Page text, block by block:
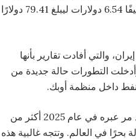
في التداولات المسائية المبكرة. كما صعد خام برنت، المعيار العالمي، بنحو 9% مضيفًا 6.54 دولارات ليبلغ 79.41 دولارًا
والتي أفادت تقارير بأنها
التطورات حالة جديدة من
داخل منظمة أوبك.
ويتركز اهتمام المتعاملين حاليًا على مضيق هرمز، أهم ممر عالمي لنقل النفط. فقد مر عبره في عام 2025 أكثر من
بحرًا في العالم. وتتجه غالبية هذه